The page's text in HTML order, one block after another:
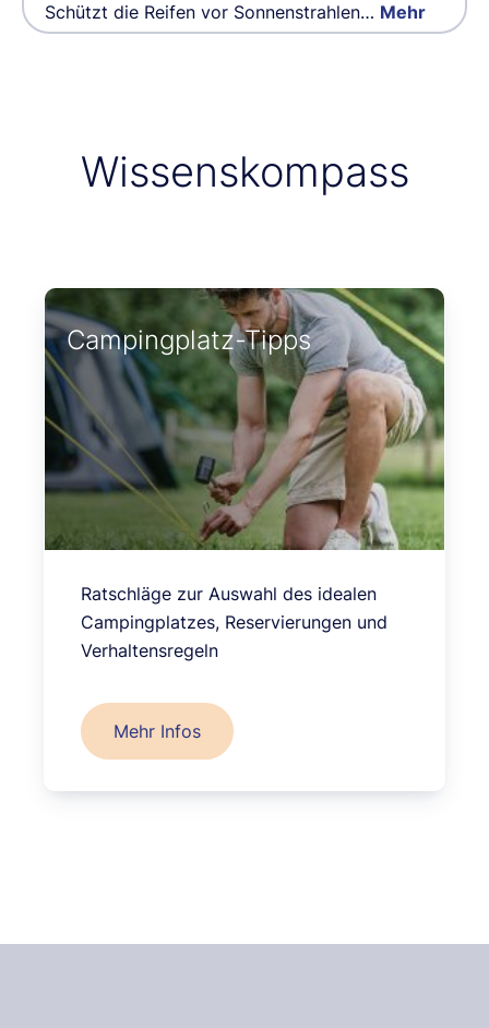
Schützt die Reifen vor Sonnenstrahlen… Mehr
Wissenskompass
Campingplatz-Tipps
Ratschläge zur Auswahl des idealen
Campingplatzes, Reservierungen und
Verhaltensregeln
Mehr Infos